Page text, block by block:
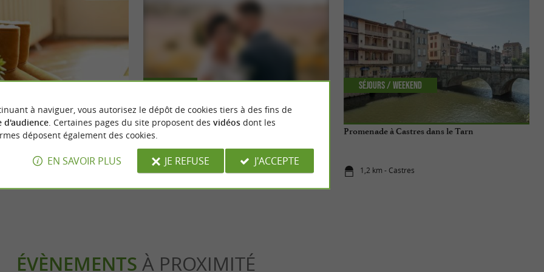
confort incomparable d’articles
le Tarn
Se marier dans le Tarn
1,2 km - Castres
Festive
Promenade à Castres dans le Tarn
1,2 km - Castres
Séjours / Weekend
ÉVÈNEMENTS À PROXIMITÉ
à naviguer, vous autorisez le dépôt de cookies tiers à des fins de
d'audience. Certaines pages du site proposent des vidéosdont les
déposent également des cookies.
EN SAVOIR PLUS JE REFUSE J'ACCEPTE